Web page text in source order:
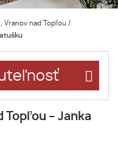
Vranov nad Topľou /
Topľou – Janka